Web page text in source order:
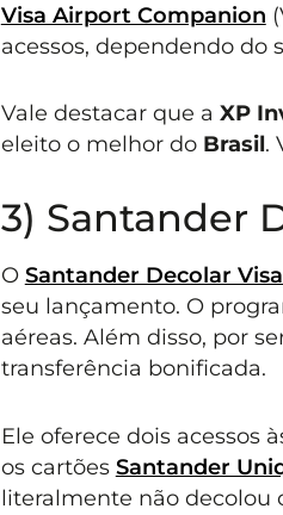
Visa Airport Companion
acessos, dependendo do
Vale destacar que a XP
eleito o melhor do Brasil.
3) Santander
O Santander Decolar
seu lançamento. O
aéreas. Além disso, por
transferência bonificada.
Ele oferece dois acessos
os cartões Santander
literalmente não decolou